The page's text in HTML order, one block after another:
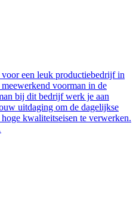
een leuk productiebedrijf in
voorman in de
bij dit bedrijf werk je aan
uitdaging om de dagelijkse
kwaliteitseisen te verwerken.